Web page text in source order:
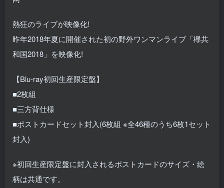
熱狂のライブが映像化!
昨年2018年夏に開催された初の野外ワンマンライブ「欅共
和国2018」を映像化!
【Blu-ray初回生産限定盤】
■2枚組
■三方背仕様
■ポストカードセット封入(6枚組 ※全46種のうち6枚1セット
封入)
※初回生産限定盤に封入されるポストカードのサイズ・絵
柄は共通です。